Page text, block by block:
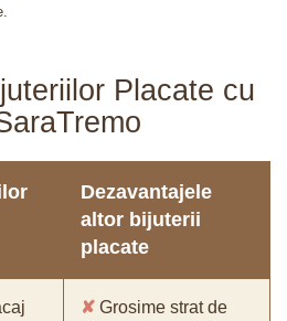
Placate cu
Dezavantajele
altor bijuterii
placate
✘ Grosime strat de